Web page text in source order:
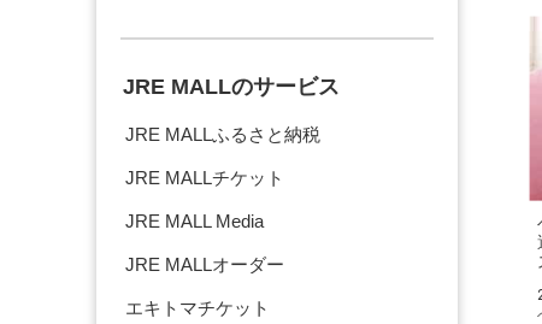
JRE MALLのサービス
JRE MALLふるさと納税
JRE MALLチケット
JRE MALL Media
JRE MALLオーダー
エキトマチケット